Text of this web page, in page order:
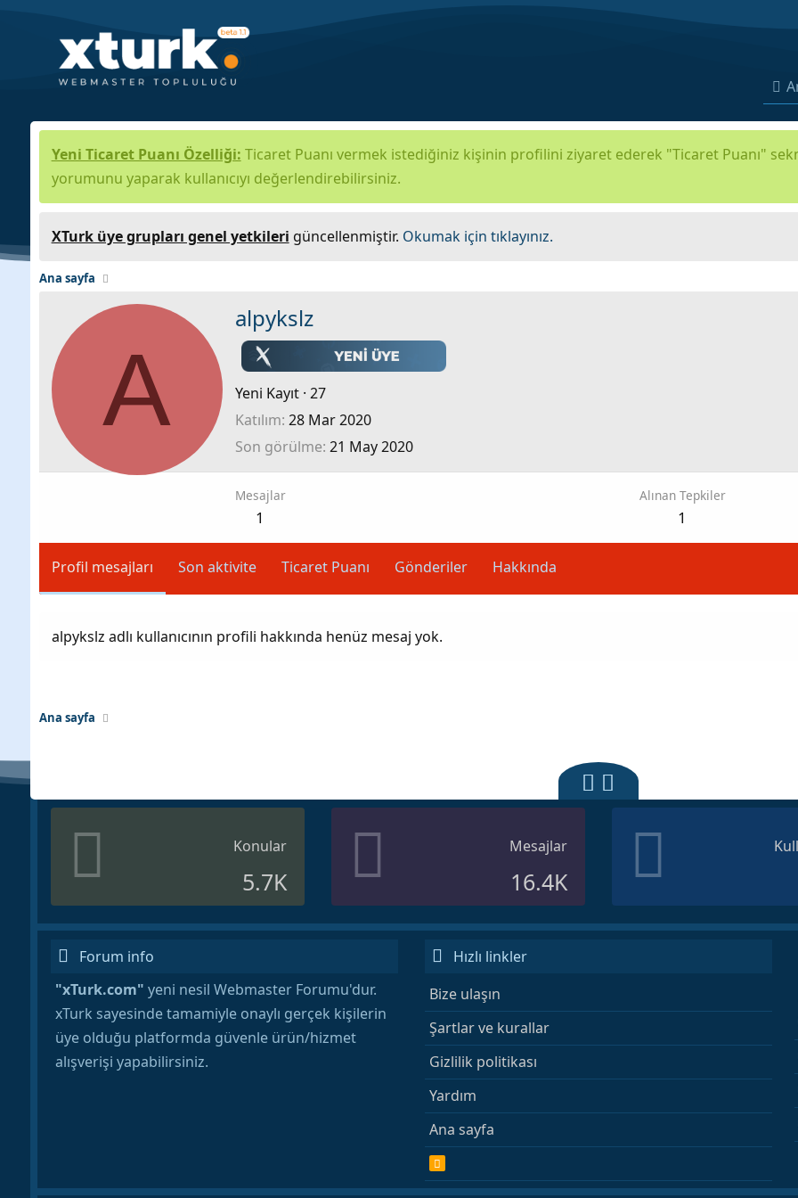
Yeni Ticaret Puanı Özelliği: Ticaret Puanı vermek istediğiniz kişinin profilini ziyaret ederek "Ticaret Puanı"
yorumunu yaparak kullanıcıyı değerlendirebilirsiniz.
XTurk üye grupları genel yetkileri güncellenmiştir. Okumak için tıklayınız.
Ana sayfa
A
alpykslz
Yeni Kayıt · 27
Katılım 28 Mar 2020
Son görülme 21 May 2020
Mesajlar
1
Alınan Tepkiler
1
Profil mesajları Son aktivite Ticaret Puanı Gönderiler Hakkında
alpykslz adlı kullanıcının profili hakkında henüz mesaj yok.
Ana sayfa
Konular
5.7K
Mesajlar
16.4K
Forum info
"xTurk.com" yeni nesil Webmaster Forumu'dur.
xTurk sayesinde tamamiyle onaylı gerçek kişilerin
üye olduğu platformda güvenle ürün/hizmet
alışverişi yapabilirsiniz.
Hızlı linkler
Bize ulaşın
Şartlar ve kurallar
Gizlilik politikası
Yardım
Ana sayfa
R
S
S